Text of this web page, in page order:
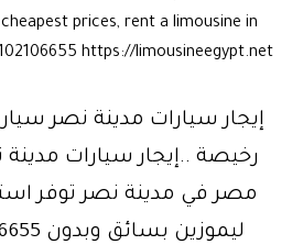
prices, rent a limousine in
https://limousineegypt.net
رخيصة ..إيجار سيارات
مصر في مدينة نصر توفر